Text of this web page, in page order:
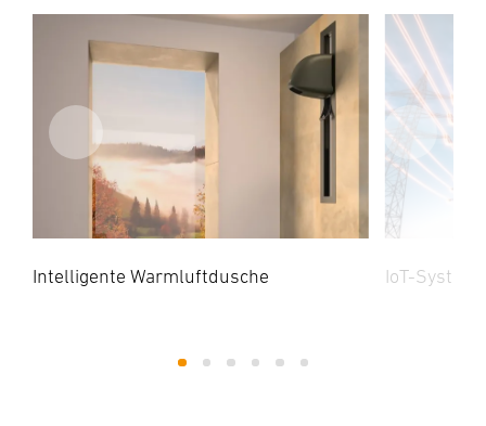
Intelligente Warmluftdusche IoT-System
1 3 5